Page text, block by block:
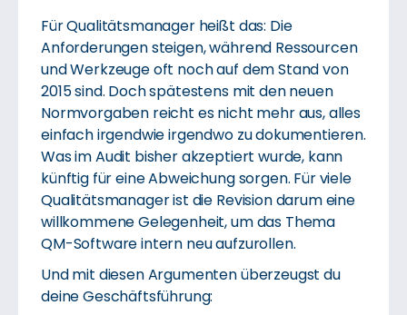
Für Qualitätsmanager heißt das: Die
Anforderungen steigen, während Ressourcen
und Werkzeuge oft noch auf dem Stand von
2015 sind. Doch spätestens mit den neuen
Normvorgaben reicht es nicht mehr aus, alles
einfach irgendwie irgendwo zu dokumentieren.
Was im Audit bisher akzeptiert wurde, kann
künftig für eine Abweichung sorgen. Für viele
Qualitätsmanager ist die Revision darum eine
willkommene Gelegenheit, um das Thema
QM-Software intern neu aufzurollen.
Und mit diesen Argumenten überzeugst du
deine Geschäftsführung: